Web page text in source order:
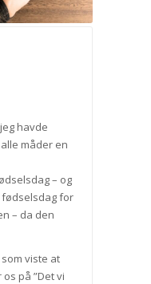
havde
måder en
– og
for
– da den
viste at
på ”Det vi